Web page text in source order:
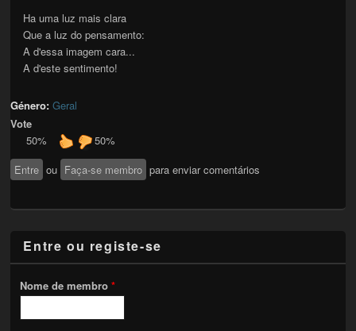
Ha uma luz mais clara
Que a luz do pensamento:
A d'essa imagem cara...
A d'este sentimento!
Género:Geral
Vote
50%
50%
Entre ou Faça-se membro para enviar comentários
Entre ou registe-se
Nome de membro*